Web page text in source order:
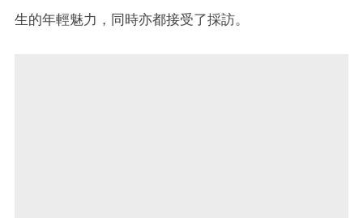
生的年輕魅力，同時亦都接受了採訪。